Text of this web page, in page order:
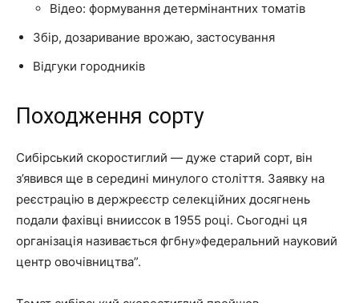
Відео: формування детермінантних томатів
Збір, дозаривание врожаю, застосування
Відгуки городників
Походження сорту
Сибірський скоростиглий — дуже старий сорт, він
з’явився ще в середині минулого століття. Заявку на
реєстрацію в держреєстр селекційних досягнень
подали фахівці внииссок в 1955 році. Сьогодні ця
організація називається фгбну»федеральний науковий
центр овочівництва”.